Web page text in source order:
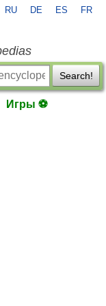
RU DE ES FR
Search!
Игры ⚽